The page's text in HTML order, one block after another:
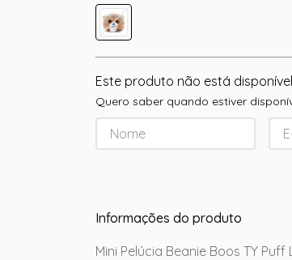
Este produto não está
Quero saber quando estiver
Informações do produto
Mini Pelúcia Beanie Boos TY